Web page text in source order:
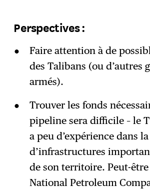
Perspectives :
Faire attention à de
des Talibans (ou d’autres
armés).
Trouver les fonds
pipeline sera difficile – le
a peu d’expérience dans
d’infrastructures
de son territoire. Peut-
National Petroleum